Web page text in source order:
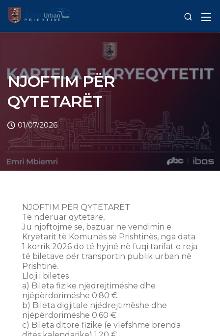
NJOFTIM PËR
QYTETARËT
01/07/2026
NJOFTIM PËR QYTETARËT
Të nderuar qytetarë,
Ju njoftojmë se, bazuar në vendimin e
Kryetarit të Komunës së Prishtinës, nga data
1 korrik 2026 do të hyjnë në fuqi tarifat e reja
të biletave për transportin publik urban në
Prishtinë.
Lloji i biletës
a) Bileta fizike njëdrejtimëshe dhe
njëpërdorimëshe 0.80 €
b) Bileta digjitale njëdrejtimëshe dhe
njëpërdorimëshe 0.60 €
c) Bileta ditore fizike (e vlefshme brenda